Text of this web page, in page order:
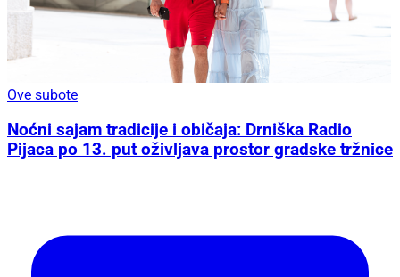
Ove subote
Noćni sajam tradicije i običaja: Drniška Radio
Pijaca po 13. put oživljava prostor gradske tržnice